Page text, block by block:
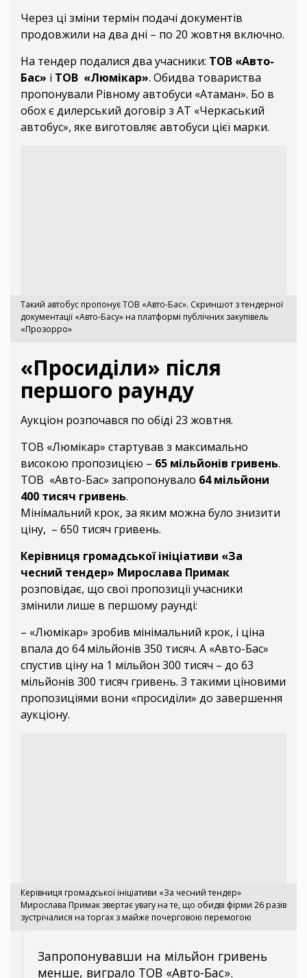
Через ці зміни термін подачі документів
продовжили на два дні – по 20 жовтня включно.
На тендер подалися два учасники: ТОВ «Авто-
Бас» і ТОВ «Люмікар». Обидва товариства
пропонували Рівному автобуси «Атаман». Бо в
обох є дилерський договір з АТ «Черкаський
автобус», яке виготовляє автобуси цієї марки.
Такий автобус пропонує ТОВ «Авто-Бас». Скриншот з тендерної
документації «Авто-Басу» на платформі публічних закупівель
«Прозорро»
«Просиділи» після
першого раунду
Аукціон розпочався по обіді 23 жовтня.
ТОВ «Люмікар» стартував з максимально
високою пропозицією – 65 мільйонів гривень.
ТОВ «Авто-Бас» запропонувало 64 мільйони
400 тисяч гривень.
Мінімальний крок, за яким можна було знизити
ціну, – 650 тисяч гривень.
Керівниця громадської ініціативи «За
чесний тендер» Мирослава Примак
розповідає, що свої пропозиції учасники
змінили лише в першому раунді:
– «Люмікар» зробив мінімальний крок, і ціна
впала до 64 мільйонів 350 тисяч. А «Авто-Бас»
спустив ціну на 1 мільйон 300 тисяч – до 63
мільйонів 300 тисяч гривень. З такими ціновими
пропозиціями вони «просиділи» до завершення
аукціону.
Керівниця громадської ініціативи «За чесний тендер»
Мирослава Примак звертає увагу на те, що обидві фірми 26 разів
зустрічалися на торгах з майже почерговою перемогою
Запропонувавши на мільйон гривень
менше, виграло ТОВ «Авто-Бас».